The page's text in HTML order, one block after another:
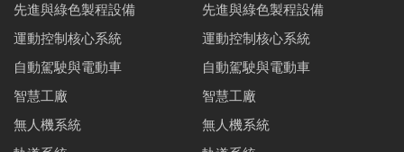
先進與綠色製程設備
運動控制核心系統
自動駕駛與電動車
智慧工廠
無人機系統
先進與綠色製程設備
運動控制核心系統
自動駕駛與電動車
智慧工廠
無人機系統